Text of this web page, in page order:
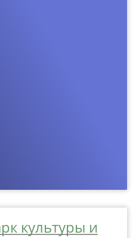
культуры и